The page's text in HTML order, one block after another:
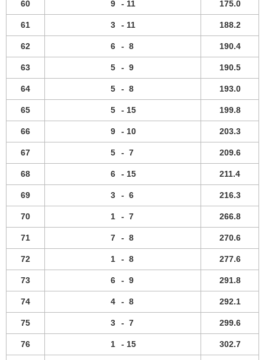
60 9 - 11 175.0
61 3 - 11 188.2
62 6 - 8 190.4
63 5 - 9 190.5
64 5 - 8 193.0
65 5 - 15 199.8
66 9 - 10 203.3
67 5 - 7 209.6
68 6 - 15 211.4
69 3 - 6 216.3
70 1 - 7 266.8
71 7 - 8 270.6
72 1 - 8 277.6
73 6 - 9 291.8
74 4 - 8 292.1
75 3 - 7 299.6
76 1 - 15 302.7